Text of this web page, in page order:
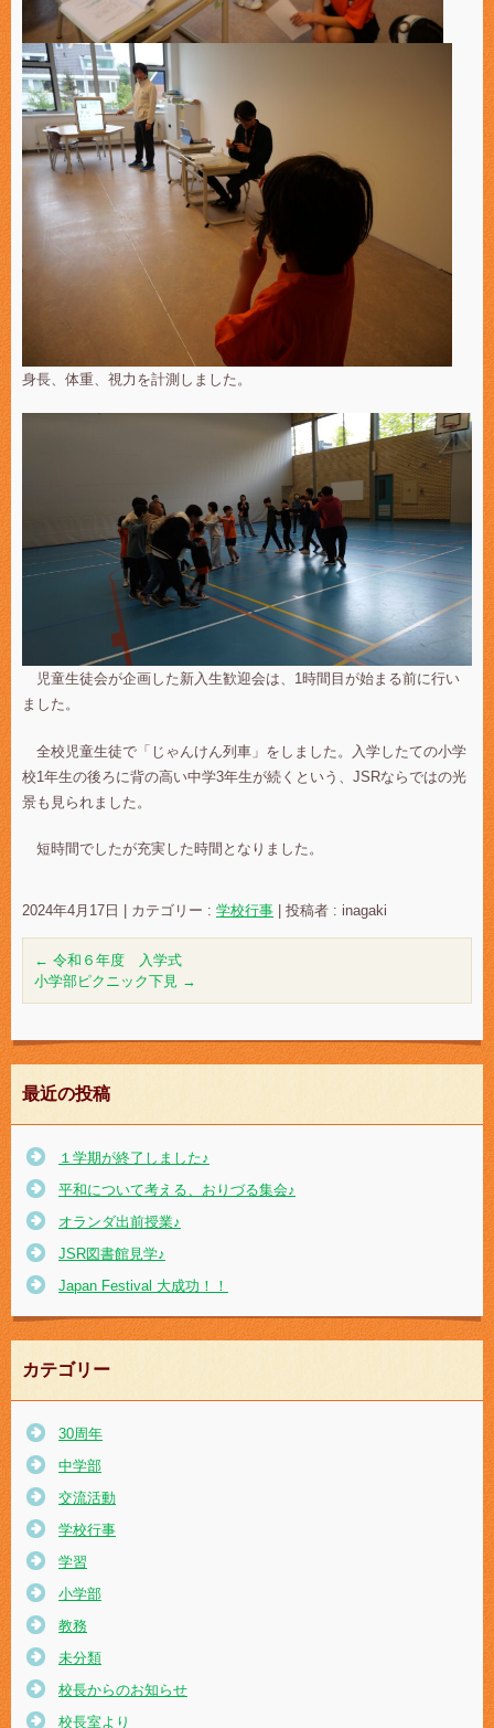
身長、体重、視力を計測しました。
児童生徒会が企画した新入生歓迎会は、1時間目が始まる前に行い
ました。
全校児童生徒で「じゃんけん列車」をしました。入学したての小学
校1年生の後ろに背の高い中学3年生が続くという、JSRならではの光
景も見られました。
短時間でしたが充実した時間となりました。
2024年4月17日 カテゴリー : 学校行事 投稿者 : inagaki
← 令和６年度 入学式
小学部ピクニック下見 →
最近の投稿
１学期が終了しました♪
平和について考える、おりづる集会♪
オランダ出前授業♪
JSR図書館見学♪
Japan Festival 大成功！！
カテゴリー
30周年
中学部
交流活動
学校行事
学習
小学部
教務
未分類
校長からのお知らせ
校長室より